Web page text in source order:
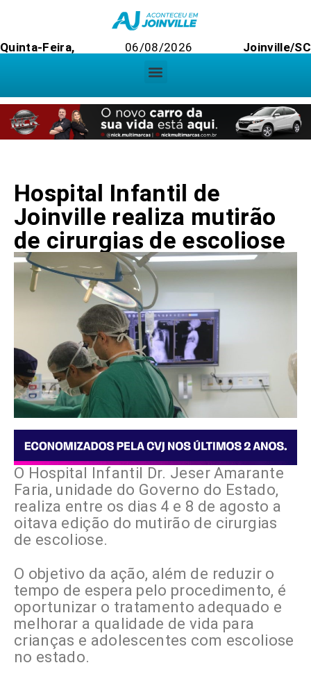
Quinta-Feira, 06/08/2026 Joinville/SC
Hospital Infantil de
Joinville realiza mutirão
de cirurgias de escoliose
O Hospital Infantil Dr. Jeser Amarante
Faria, unidade do Governo do Estado,
realiza entre os dias 4 e 8 de agosto a
oitava edição do mutirão de cirurgias
de escoliose.
O objetivo da ação, além de reduzir o
tempo de espera pelo procedimento, é
oportunizar o tratamento adequado e
melhorar a qualidade de vida para
crianças e adolescentes com escoliose
no estado.